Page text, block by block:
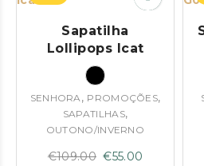
Sapatilha
Lollipops Icat
SENHORA, PROMOÇÕES,
SAPATILHAS,
OUTONO/INVERNO
€109.00 O
€55.00